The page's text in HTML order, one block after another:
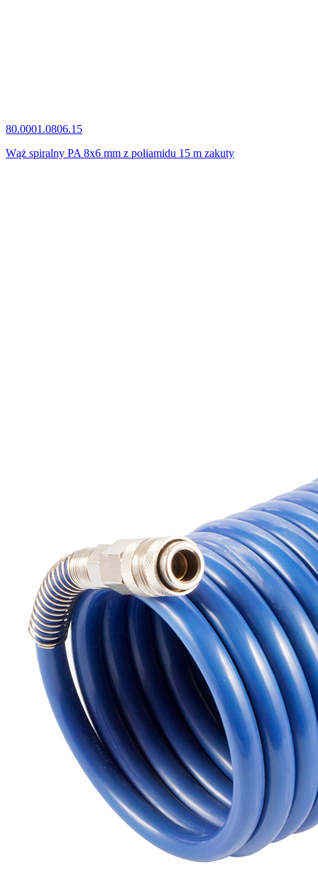
80.0001.0806.15
Wąż spiralny PA 8x6 mm z poliamidu 15 m zakuty